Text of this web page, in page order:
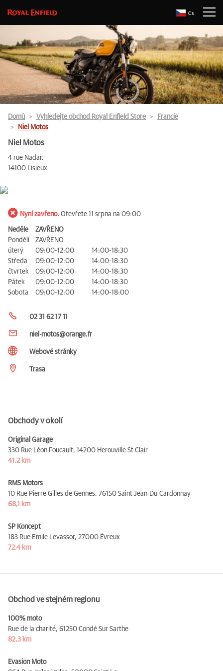
Cs
Domů Vyhledejte obchod Royal Enfield Store
Francie
Niel Motos
Niel Motos
4 rue Nadar,
14100 Lisieux
Nyní zavřeno. Otevřete 11 srpna na 09:00
Neděle
ZAVŘENO
Pondělí
ZAVŘENO
úterý
09:00-12:00
14:00-18:30
Středa
09:00-12:00
14:00-18:30
čtvrtek
09:00-12:00
14:00-18:30
Pátek
09:00-12:00
14:00-18:30
Sobota
09:00-12:00 14:00-18:00
02 31 62 17 11
niel-motos@orange.fr
Webové stránky
Trasa
Obchody v okolí
Original Garage
330 Rue Léon Foucault, 14200 Herouville St Clair
41,2 km
RMS Motors
10 Rue Pierre Gilles de Gennes, 76150 Saint-Jean-Du-Cardonnay
68,1 km
SP Koncept
183 Rue Emile Levassor, 27000 Évreux
72,4 km
Obchod ve stejném regionu
100% moto
Rue de la charité, 61250 Condé Sur Sarthe
82,3 km
Evasion Moto